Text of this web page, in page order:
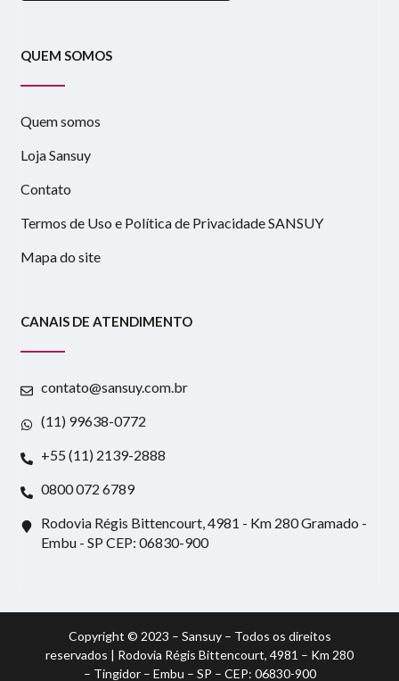
QUEM SOMOS
Quem somos
Loja Sansuy
Contato
Termos de Uso e Política de Privacidade SANSUY
Mapa do site
CANAIS DE ATENDIMENTO
contato@sansuy.com.br
(11) 99638-0772
+55 (11) 2139-2888
0800 072 6789
Rodovia Régis Bittencourt, 4981 - Km 280 Gramado -
Embu - SP CEP: 06830-900
Copyright © 2023 – Sansuy – Todos os direitos
reservados | Rodovia Régis Bittencourt, 4981 – Km 280
– Tingidor – Embu – SP – CEP: 06830-900